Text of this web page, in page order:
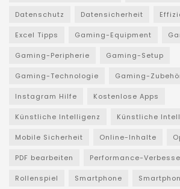
Datenschutz Datensicherheit
Excel Tipps Gaming-Equipment
Gaming-Peripherie Gaming-Setup
Gaming-Technologie Gaming-
Instagram Hilfe Kostenlose Apps
Künstliche Intelligenz Künstliche
Mobile Sicherheit Online-Inhalte
PDF bearbeiten Performance-
Rollenspiel Smartphone